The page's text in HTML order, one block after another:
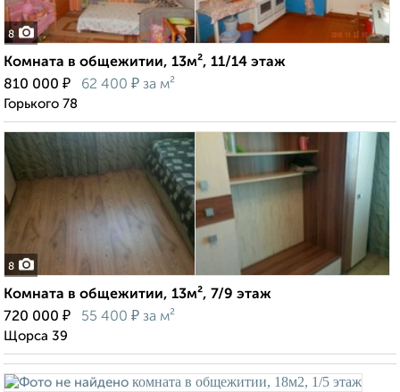
8
Комната в общежитии, 13м², 11/14 этаж
810 000 ₽ 62 400 ₽ за м²
Горького 78
8
Комната в общежитии, 13м², 7/9 этаж
720 000 ₽ 55 400 ₽ за м²
Щорса 39